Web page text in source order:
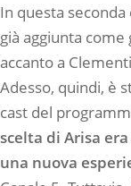
In questa
già aggiunta
accanto a
Adesso, quindi, è
cast del
scelta di Arisa
una nuova